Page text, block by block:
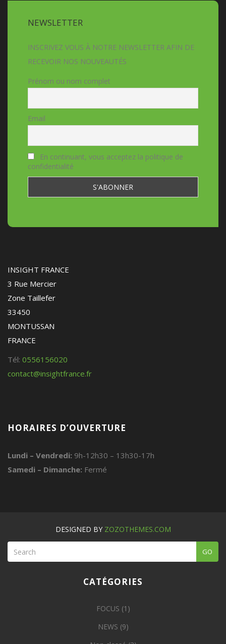
NEWSLETTER
INSCRIVEZ VOUS À NOTRE NEWSLETTER AFIN DE
RECEVOIR NOS NOUVEAUTÉS
Prénom ou nom complet
Email
En continuant, vous acceptez la politique de
confidentialité
INSIGHT FRANCE
3 Rue Mercier
Zone Taillefer
33450
MONTUSSAN
FRANCE
Tél: 0556156020
contact@insightfrance.fr
HORAIRES D’OUVERTURE
Lundi – Vendredi: 9h-12h30 – 13h30-17h
Samedi – Dimanche: Fermé
DESIGNED BY ZOZOTHEMES.COM
GO
CATÉGORIES
FOCUS (1)
NEWS (9)